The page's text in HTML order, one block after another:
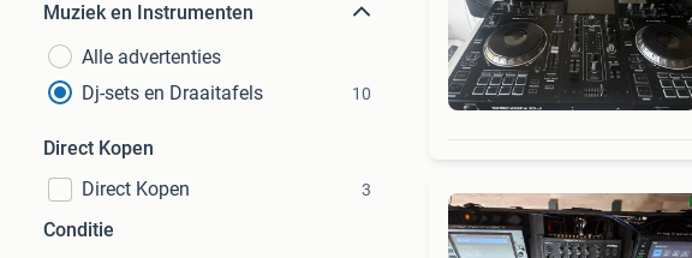
Muziek en Instrumenten
Alle advertenties
Dj-sets en Draaitafels
10
Direct Kopen
Direct Kopen
3
Conditie